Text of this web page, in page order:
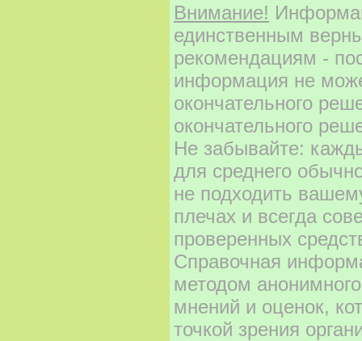
Внимание!
единственным
рекомендациям -
информация не
окончательного
окончательного
Не забывайте:
для среднего
не подходить
плечах и всегда
проверенных
Справочная
методом
мнений и оценок,
точкой зрения